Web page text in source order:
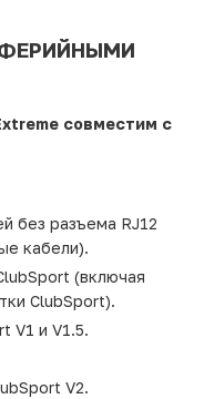
совместим с
без разъема RJ12
кабели).
(включая
ClubSport).
V1 и V1.5.
V2.